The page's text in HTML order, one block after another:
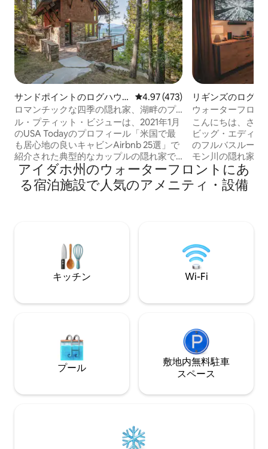
サンドポイントのログハウ
ス
レビュー473件、5つ星中4.97つ
4.97 (473)
ロマンチックな四季の隠れ家、湖畔のプ
ライベートな宝石
ル・プティット・ビジューは、2021年1月
のUSA Todayのプロフィール「米国で最
も居心地の良いキャビンAirbnb 25選」で
紹介された典型的なカップルの隠れ家で
す。 このキャビンからはペンドオレイル
湖とシュヴァイツァー山の夕日が見えま
す。 最高級の素材で建てられ、家具もそ
泊施設内は車2台と6名様までとさせてい
ただいております。 結婚式の開催に関す
るリクエストは数十件ありますが、残念
ながらそれぞれを断らなければなりませ
リギンズのログハ
ウォーターフロ
Salmon｜巨大デ
こんにちは、さま
ビッグ・エディ
のフルバスルーム
モン川の隠れ家で
ーターフロント
ドファッション
を交わしましょ
しましょう。 1日
ために心を込めて
つろぎましょう。
くなります。ハッ
アイダホ州のウォーターフロントにあ
る宿泊施設で人気のアメニティ・設備
キッチン Wi-Fi
プール
敷地内無料駐⁠車
ス⁠ペ⁠ー⁠ス